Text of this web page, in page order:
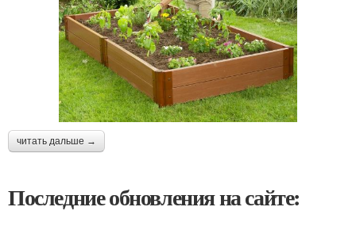
читать дальше →
Последние обновления на сайте: